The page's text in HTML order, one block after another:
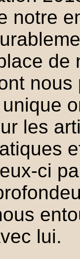
notre
de
les
ci
lui.